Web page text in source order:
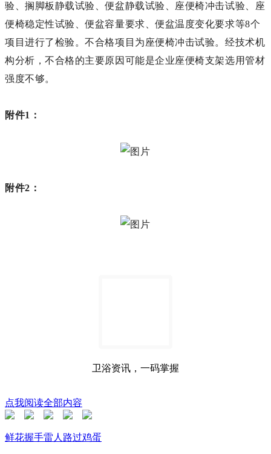
验、搁脚板静载试验、便盆静载试验、座便椅冲击试验、座
便椅稳定性试验、便盆容量要求、便盆温度变化要求等8个
项目进行了检验。不合格项目为座便椅冲击试验。经技术机
构分析，不合格的主要原因可能是企业座便椅支架选用管材
强度不够。
附件1：
附件2：
卫浴资讯，一码掌握
点我阅读全部内容
鲜花握手雷人 路过鸡蛋